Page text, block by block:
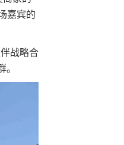
嘉宾的
战略合